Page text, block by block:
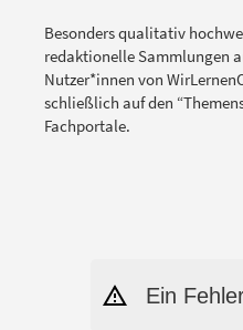
Besonders qualitativ
redaktionelle Sammlungen
Nutzer*innen von
schließlich auf den
Fachportale.
Ein